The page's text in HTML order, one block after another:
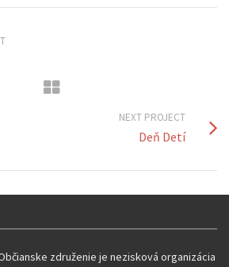
NEXT PROJECT
Deň Detí
Občianske združenie je nezisková organizácia